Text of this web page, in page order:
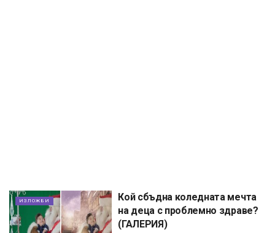
ИЗЛОЖБИ
Кой сбъдна коледната мечта
на деца с проблемно здраве?
(ГАЛЕРИЯ)